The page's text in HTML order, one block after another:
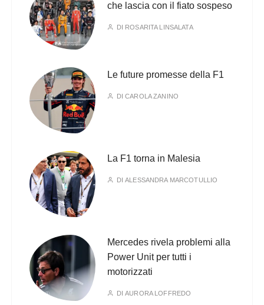
che lascia con il fiato sospeso
DI ROSARITA LINSALATA
Le future promesse della F1
DICAROLA ZANINO
La F1 torna in Malesia
DIALESSANDRA MARCOTULLIO
Mercedes rivela problemi alla
Power Unit per tutti i
motorizzati
DIAURORA LOFFREDO